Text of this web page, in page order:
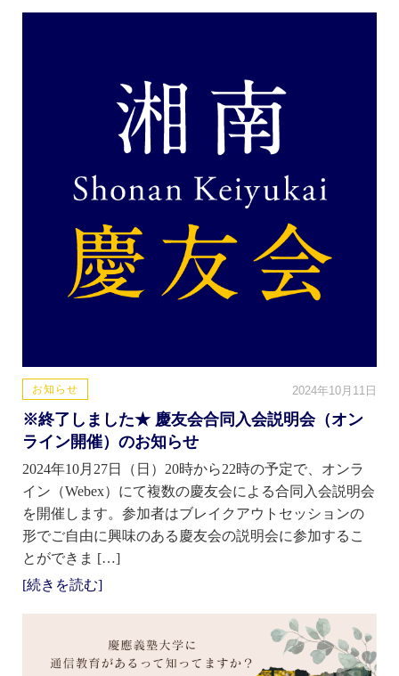
お知らせ 2024年10月11日
※終了しました★ 慶友会合同入会説明会（オン
ライン開催）のお知らせ
2024年10月27日（日）20時から22時の予定で、オンラ
イン（Webex）にて複数の慶友会による合同入会説明会
を開催します。参加者はブレイクアウトセッションの
形でご自由に興味のある慶友会の説明会に参加するこ
とができま […]
[続きを読む]